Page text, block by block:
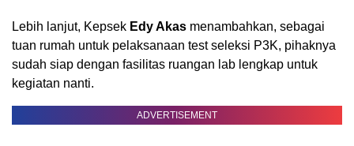
Lebih lanjut, Kepsek Edy Akas menambahkan, sebagai
tuan rumah untuk pelaksanaan test seleksi P3K, pihaknya
sudah siap dengan fasilitas ruangan lab lengkap untuk
kegiatan nanti.
ADVERTISEMENT